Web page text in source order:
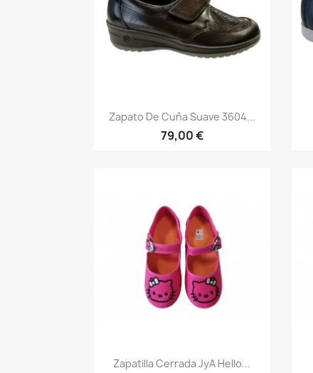
Vista rápida
Zapato De Cuña Suave 3604...
79,00 €
Vista rápida
Zapatilla Cerrada JyA Hello...